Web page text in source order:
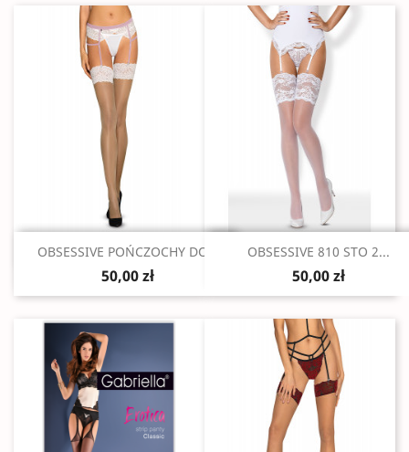
Szybki podgląd
OBSESSIVE POŃCZOCHY DO...
50,00 zł
Szybki podgląd
OBSESSIVE 810 STO 2...
50,00 zł